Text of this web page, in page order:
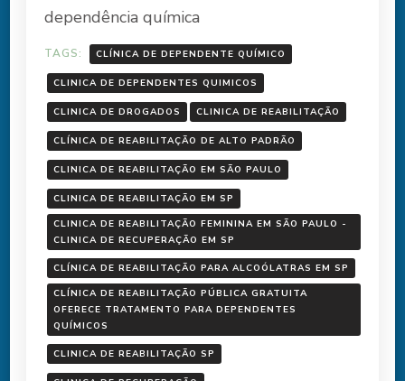
dependência química
TAGS: CLÍNICA DE DEPENDENTE QUÍMICO
CLINICA DE DEPENDENTES QUIMICOS
CLINICA DE DROGADOS CLINICA DE REABILITAÇÃO
CLÍNICA DE REABILITAÇÃO DE ALTO PADRÃO
CLINICA DE REABILITAÇÃO EM SÃO PAULO
CLINICA DE REABILITAÇÃO EM SP
CLINICA DE REABILITAÇÃO FEMININA EM SÃO PAULO -
CLINICA DE RECUPERAÇÃO EM SP
CLÍNICA DE REABILITAÇÃO PARA ALCOÓLATRAS EM SP
CLÍNICA DE REABILITAÇÃO PÚBLICA GRATUITA
OFERECE TRATAMENTO PARA DEPENDENTES
QUÍMICOS
CLINICA DE REABILITAÇÃO SP